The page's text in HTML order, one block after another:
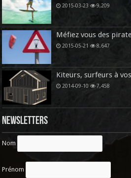
2015-03-23 9,209
Méfiez vous des
2015-05-21 8,647
Kiteurs, surfeurs à
2014-09-10 7,458
Newsletters
Nom
Prénom